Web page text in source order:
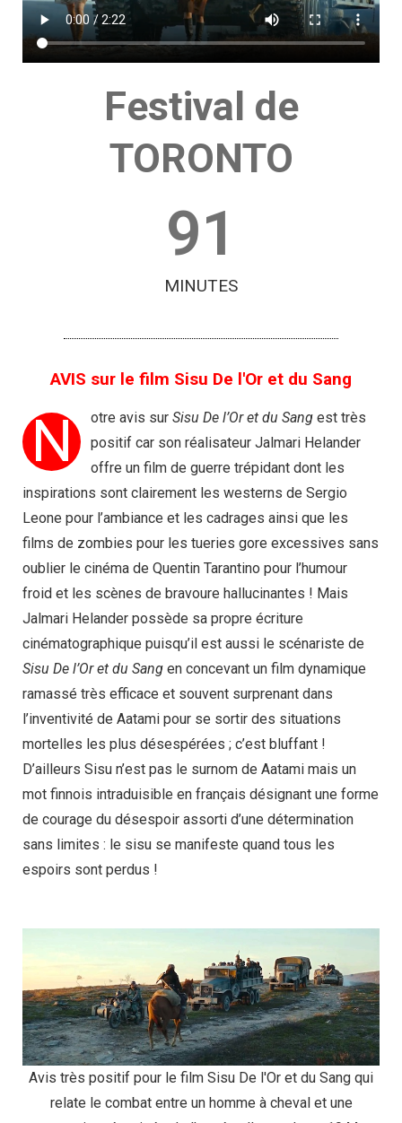
Festival de
TORONTO
91
MINUTES
AVIS sur le film Sisu De l'Or et du Sang
N otre avis sur Sisu De l’Or et du Sang est très
positif car son réalisateur Jalmari Helander
offre un film de guerre trépidant dont les
inspirations sont clairement les westerns de Sergio
Leone pour l’ambiance et les cadrages ainsi que les
films de zombies pour les tueries gore excessives sans
oublier le cinéma de Quentin Tarantino pour l’humour
froid et les scènes de bravoure hallucinantes ! Mais
Jalmari Helander possède sa propre écriture
cinématographique puisqu’il est aussi le scénariste de
Sisu De l’Or et du Sang en concevant un film dynamique
ramassé très efficace et souvent surprenant dans
l’inventivité de Aatami pour se sortir des situations
mortelles les plus désespérées ; c’est bluffant !
D’ailleurs Sisu n’est pas le surnom de Aatami mais un
mot finnois intraduisible en français désignant une forme
de courage du désespoir assorti d’une détermination
sans limites : le sisu se manifeste quand tous les
espoirs sont perdus !
Avis très positif pour le film Sisu De l'Or et du Sang qui
relate le combat entre un homme à cheval et une